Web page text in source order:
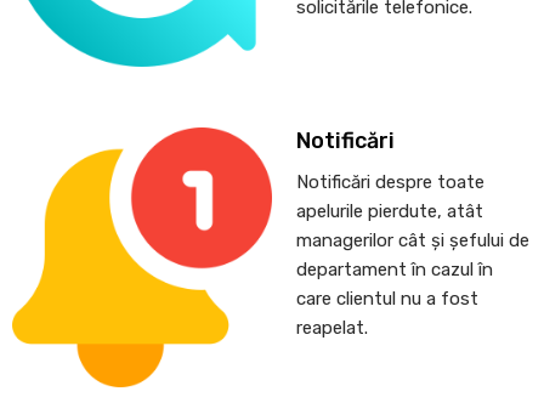
solicitările telefonice.
Notificări
Notificări despre toate
apelurile pierdute, atât
managerilor cât și șefului de
departament în cazul în
care clientul nu a fost
reapelat.